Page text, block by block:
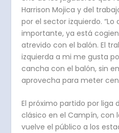
Harrison Mojica y del
por el sector izquierdo.
importante, ya está
atrevido con el balón. El
izquierda a mi me gusta
cancha con el balón, sin
aprovecha para meter
El próximo partido por liga
clásico en el Campín, con
vuelve el público a los